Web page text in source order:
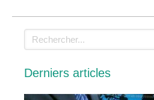
Rechercher
Derniers articles